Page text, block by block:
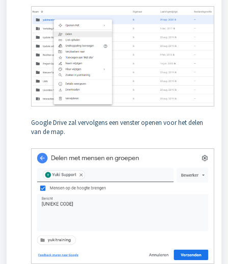
Google Drive zal vervolgens een venster openen voor het delen
van de map.